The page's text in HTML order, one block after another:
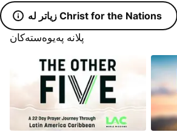
زیاتر لە Christ for the Nations
پلانە پەیوەستەکان